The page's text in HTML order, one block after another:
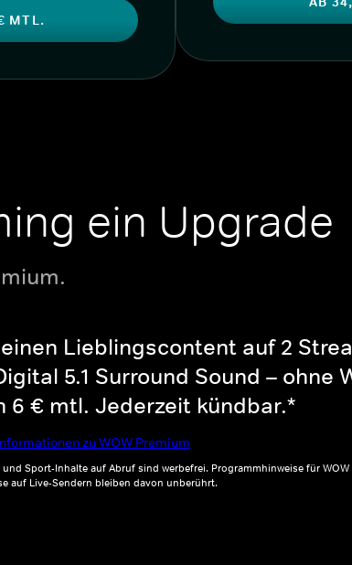
MTL.
ein Upgrade
Lieblingscontent auf 2
5.1 Surround Sound – ohne
6 € mtl. Jederzeit kündbar.*
zu WOW Premium
und Sport-Inhalte auf Abruf sind werbefrei. Programmhinweise für
auf Live-Sendern bleiben davon unberührt.